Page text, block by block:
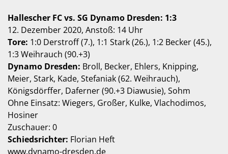
Hallescher FC vs. SG Dynamo Dresden: 1:3
12. Dezember 2020, Anstoß: 14 Uhr
Tore: 1:0 Derstroff (7.), 1:1 Stark (26.), 1:2 Becker (45.),
1:3 Weihrauch (90.+3)
Dynamo Dresden: Broll, Becker, Ehlers, Knipping,
Meier, Stark, Kade, Stefaniak (62. Weihrauch),
Königsdörffer, Daferner (90.+3 Diawusie), Sohm
Ohne Einsatz: Wiegers, Großer, Kulke, Vlachodimos,
Hosiner
Zuschauer: 0
Schiedsrichter: Florian Heft
www.dynamo-dresden.de